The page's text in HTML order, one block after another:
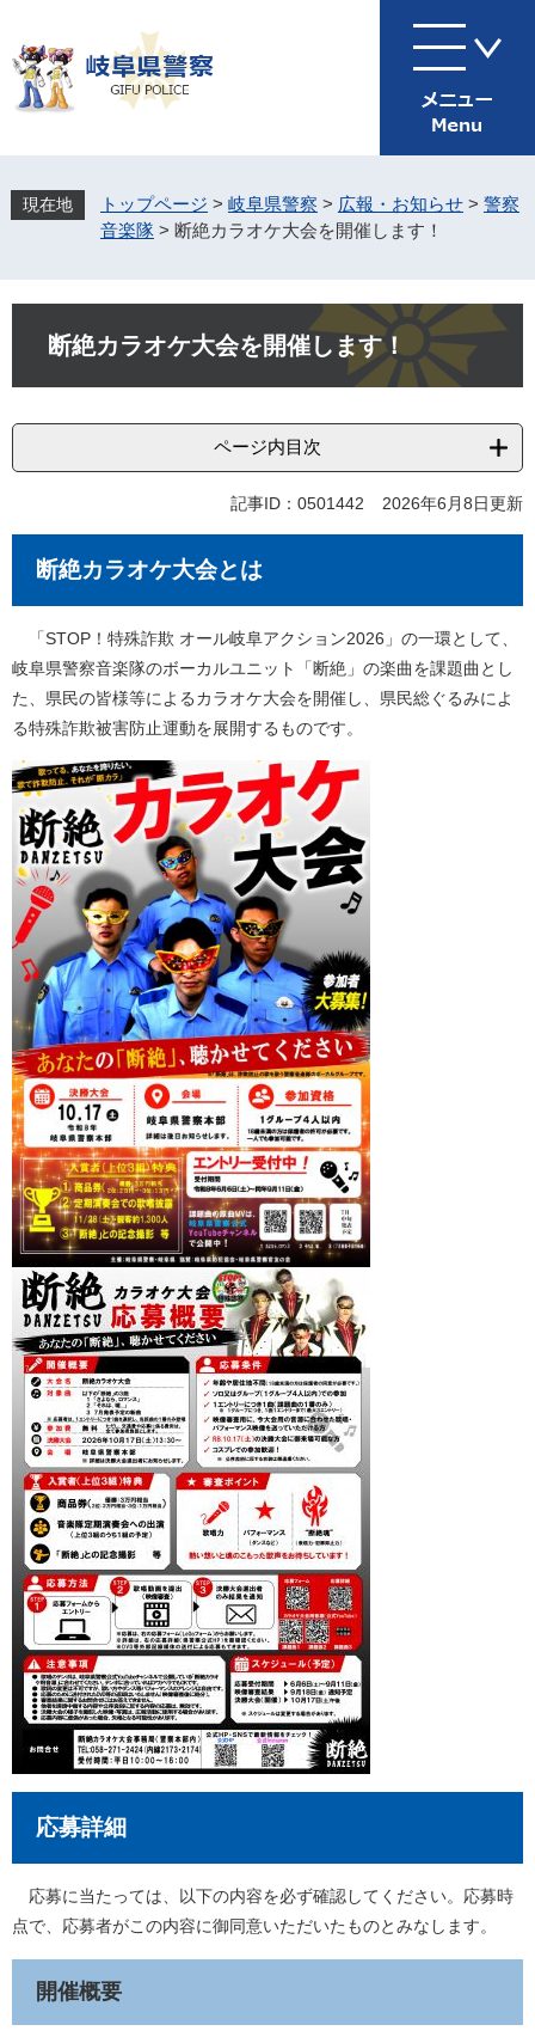
ジ
先
す
ュ
を
し
トップページ > 岐阜県警察 > 広報・お知らせ> 警察
音楽隊> 断絶カラオケ大会を開催します！
断絶カラオケ大会を開催します！
ページ内目次
記事ID：0501442 2026年6月8日更新
断絶カラオケ大会とは
「STOP！特殊詐欺 オール岐阜アクション2026」の一環として、
岐阜県警察音楽隊のボーカルユニット「断絶」の楽曲を課題曲とし
た、県民の皆様等によるカラオケ大会を開催し、県民総ぐるみによ
る特殊詐欺被害防止運動を展開するものです。
応募詳細
応募に当たっては、以下の内容を必ず確認してください。応募時
点で、応募者がこの内容に御同意いただいたものとみなします。
開催概要